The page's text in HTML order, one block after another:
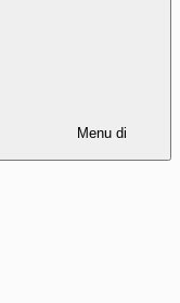
Menu di